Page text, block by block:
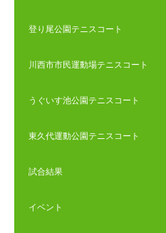
登り尾公園テニスコート
川西市市民運動場テニスコート
うぐいす池公園テニスコート
東久代運動公園テニスコート
試合結果
イベント